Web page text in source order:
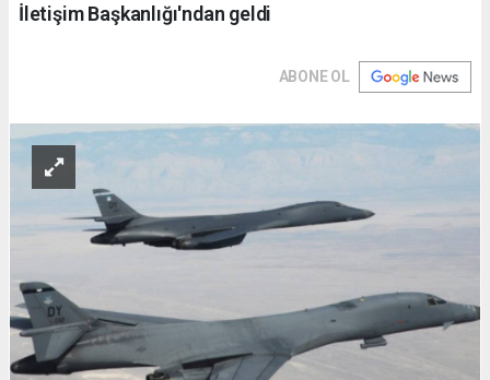
İletişim Başkanlığı'ndan geldi
ABONE OL